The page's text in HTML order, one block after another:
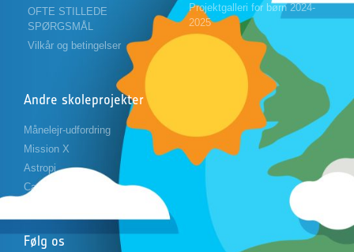
OFTE STILLEDE
SPØRGSMÅL
Vilkår og betingelser
Projektgalleri for børn 2024-
2025
Andre skoleprojekter
Månelejr-udfordring
Mission X
Astropi
Cansat
Følg os